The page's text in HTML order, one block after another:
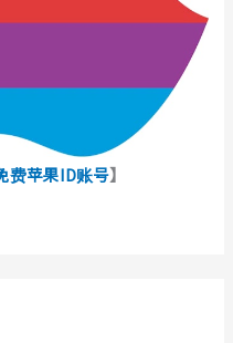
费苹果ID账号】